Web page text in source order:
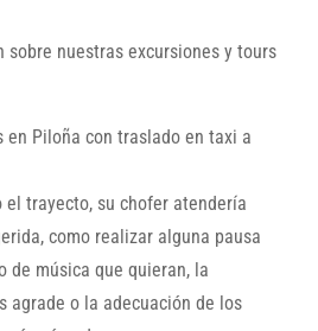
nuestras excursiones y tours
en Piloña con traslado en taxi a
trayecto, su chofer atendería
como realizar alguna pausa
de música que quieran, la
agrade o la adecuación de los